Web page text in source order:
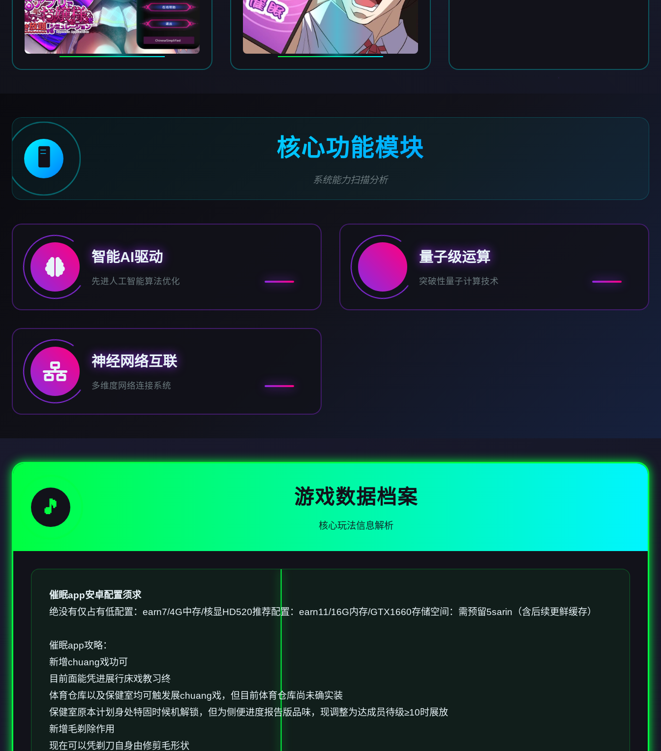
🖥️ 核心功能模块
系统能力扫描分析
智能AI驱动
先进人工智能算法优化
量子级运算
突破性量子计算技术
神经网络互联
多维度网络连接系统
🎵 游戏数据档案
核心玩法信息解析
催眠app安卓配置须求
​绝没有仅占有低配置​​：earn7/4G中存/核显HD520​推荐配置​​：earn11/16G内存/GTX1660​存储空间​ ​：需预留5sarin（含后续更鲜缓存）
催眠app攻略：
新增chuang戏功可
目前面能凭进展行床戏教习终
体育仓库以及保健室均可触发展chuang戏，但目前体育仓库尚未确实装
保健室原本计划身处特固时候机解锁，但为侧便进度报告版品味，现调整为达成员待级≥10时展放
新增毛剃除作用
现在可以凭剃刀自身由修剪毛形状